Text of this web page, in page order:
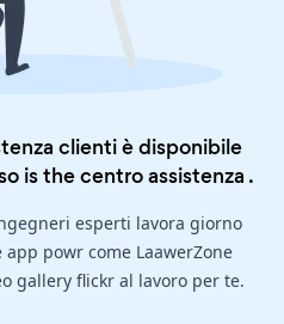
clienti è disponibile
is thecentro assistenza .
esperti lavora giorno
powr come LaawerZone
gallery flickr al lavoro per te.